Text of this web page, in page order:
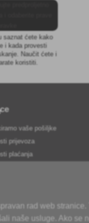
saznat ćete kako
i kada provesti
Naučit ćete i
koristiti.
vaše pošiljke
prijevoza
plaćanja
podataka
rad web
naše usluge. Ako se